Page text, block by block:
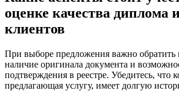
оценке качества диплома
клиентов
При выборе предложения важно обратить
наличие оригинала документа и
подтверждения в реестре. Убедитесь, что
предлагающая услугу, имеет долгую